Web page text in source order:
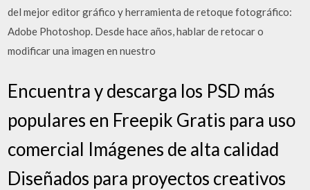
del mejor editor gráfico y herramienta de retoque fotográfico:
Adobe Photoshop. Desde hace años, hablar de retocar o
modificar una imagen en nuestro
Encuentra y descarga los PSD más
populares en Freepik Gratis para uso
comercial Imágenes de alta calidad
Diseñados para proyectos creativos